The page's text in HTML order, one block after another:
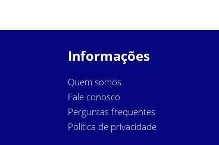
Informações
Quem somos
Fale conosco
Perguntas frequentes
Política de privacidade